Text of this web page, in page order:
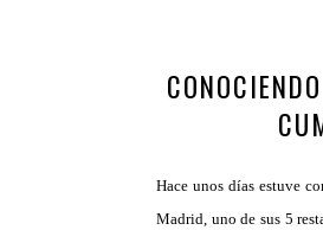
Hace unos días estuve
Madrid, uno de sus 5